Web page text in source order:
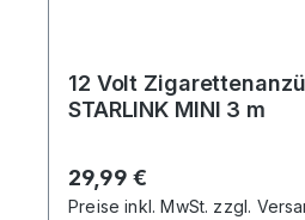
12 Volt
STARLINK MINI 3 m
Regulärer Preis:
29,99 €
Preise inkl. MwSt. zzgl.